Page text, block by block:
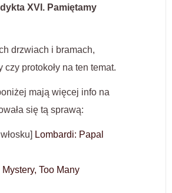
XVI. Pamiętamy
drzwiach i bramach,
protokoły na ten temat.
mają więcej info na
się tą sprawą:
Lombardi: Papal
Too Many